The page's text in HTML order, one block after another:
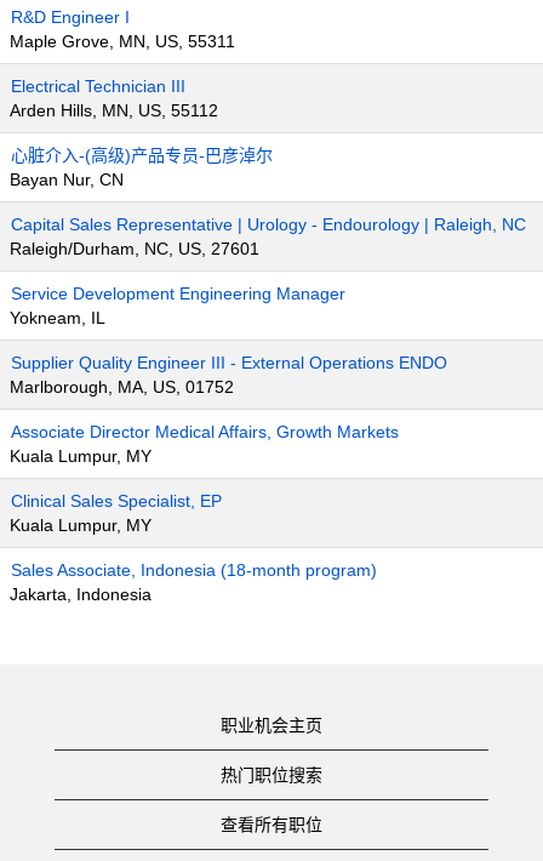
R&D Engineer I
Maple Grove, MN, US, 55311
Electrical Technician III
Arden Hills, MN, US, 55112
心脏介入-(高级)产品专员-巴彦淖尔
Bayan Nur, CN
Capital Sales Representative | Urology - Endourology | Raleigh, NC
Raleigh/Durham, NC, US, 27601
Service Development Engineering Manager
Yokneam, IL
Supplier Quality Engineer III - External Operations ENDO
Marlborough, MA, US, 01752
Associate Director Medical Affairs, Growth Markets
Kuala Lumpur, MY
Clinical Sales Specialist, EP
Kuala Lumpur, MY
Sales Associate, Indonesia (18-month program)
Jakarta, Indonesia
职业机会主页
热门职位搜索
查看所有职位